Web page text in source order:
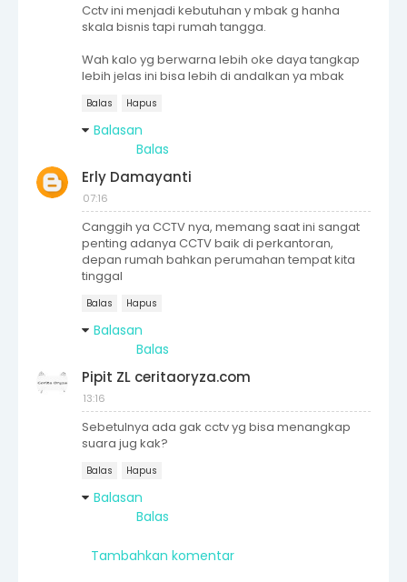
Cctv ini menjadi kebutuhan y mbak g hanha
skala bisnis tapi rumah tangga.
Wah kalo yg berwarna lebih oke daya tangkap
lebih jelas ini bisa lebih di andalkan ya mbak
Balas Hapus
Balasan
Balas
Erly Damayanti
07:16
Canggih ya CCTV nya, memang saat ini sangat
penting adanya CCTV baik di perkantoran,
depan rumah bahkan perumahan tempat kita
tinggal
Balas Hapus
Balasan
Balas
Pipit ZL ceritaoryza.com
13:16
Sebetulnya ada gak cctv yg bisa menangkap
suara jug kak?
Balas Hapus
Balasan
Balas
Tambahkan komentar